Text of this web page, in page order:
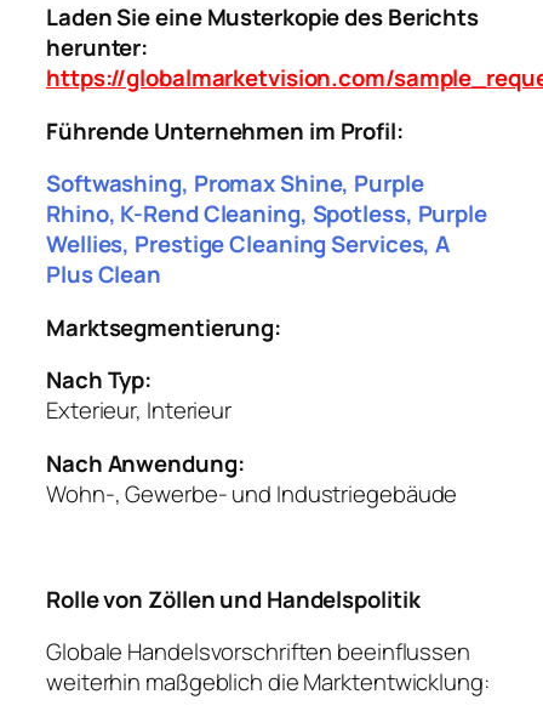
Laden Sie eine Musterkopie des Berichts
herunter:
https://globalmarketvision.com/
Führende Unternehmen im Profil:
Softwashing, Promax Shine, Purple
Rhino, K-Rend Cleaning, Spotless, Purple
Wellies, Prestige Cleaning Services, A
Plus Clean
Marktsegmentierung:
Nach Typ:
Exterieur, Interieur
Nach Anwendung:
Wohn-, Gewerbe- und Industriegebäude
Rolle von Zöllen und Handelspolitik
Globale Handelsvorschriften beeinflussen
weiterhin maßgeblich die Marktentwicklung: